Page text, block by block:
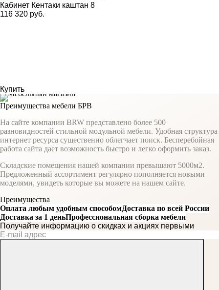
Кабинет Кентаки каштан 8
116 320 руб.
Купить
Преимущества мебели БРВ
На сайте компании BRW представлено более 500
разновидностей стильной модульной мебели. Удобная структура
интернет ресурса существенно облегчает поиск. Бесперебойная
работа сайта дает возможность быстро и легко оформить заказ.
Складские помещения нашей компании превышают 5000м2.
Предложенный ассортимент регулярно пополняется новыми
моделями, увидеть которые вы можете на нашем сайте.
Преимущества
Оплата любым удобным способомДоставка по всей России
Доставка за 1 деньПрофессиональная сборка мебели
Получайте информацию о скидках и акциях первыми